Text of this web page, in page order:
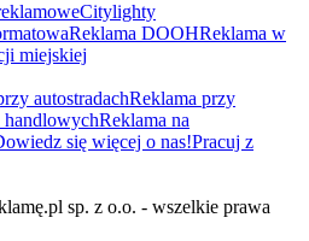
Citylighty
Reklama DOOHReklama w
miejskiej
autostradachReklama przy
handlowychReklama na
się więcej o nas!Pracuj z
sp. z o.o. - wszelkie prawa